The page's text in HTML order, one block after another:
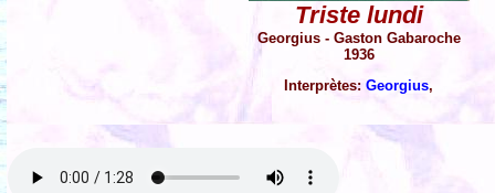
Triste lundi
Georgius - Gaston Gabaroche
1936
Interprètes:Georgius,